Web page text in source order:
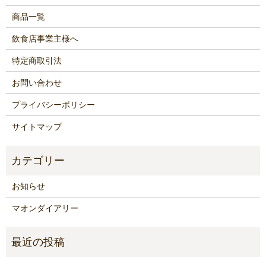
商品一覧
飲食店事業主様へ
特定商取引法
お問い合わせ
プライバシーポリシー
サイトマップ
お知らせ
マオンダイアリー